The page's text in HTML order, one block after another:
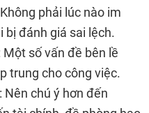
phải lúc nào im
bị đánh giá sai lệch.
số vấn đề bên lề
trung cho công việc.
Nên chú ý hơn đến